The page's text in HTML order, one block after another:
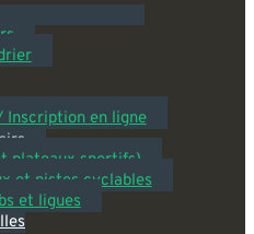
en ligne
plateaux sportifs)
et pistes cyclables
et ligues